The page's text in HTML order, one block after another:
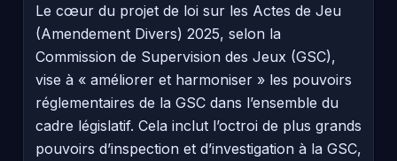
Le cœur du projet de loi sur les Actes de Jeu
(Amendement Divers) 2025, selon la
Commission de Supervision des Jeux (GSC),
vise à « améliorer et harmoniser » les pouvoirs
réglementaires de la GSC dans l’ensemble du
cadre législatif. Cela inclut l’octroi de plus grands
pouvoirs d’inspection et d’investigation à la GSC,